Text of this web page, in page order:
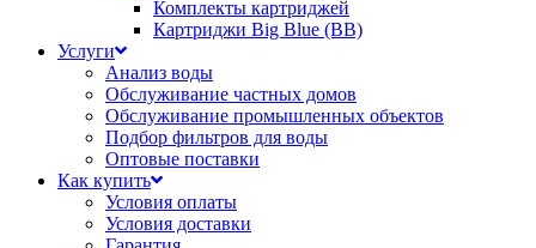
Комплекты картриджей
Картриджи Big Blue (BB)
Услуги
Анализ воды
Обслуживание частных домов
Обслуживание промышленных объектов
Подбор фильтров для воды
Оптовые поставки
Как купить
Условия оплаты
Условия доставки